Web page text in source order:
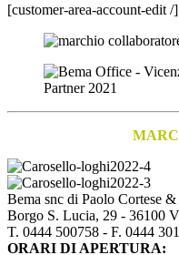
[customer-area-account-edit /]
Bema snc di Paolo Cortese &
Borgo S. Lucia, 29 - 36100
T. 0444 500758 - F. 0444
ORARI DI APERTURA: